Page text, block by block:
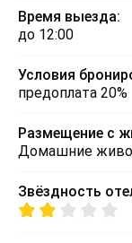
Время выезда:
до 12:00
Условия
предоплата 20%
Размещение с
Домашние
Звёздность